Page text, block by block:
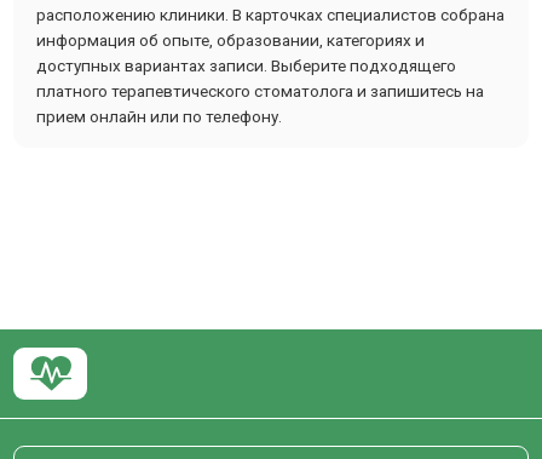
расположению клиники. В карточках специалистов собрана
информация об опыте, образовании, категориях и
доступных вариантах записи. Выберите подходящего
платного терапевтического стоматолога и запишитесь на
прием онлайн или по телефону.